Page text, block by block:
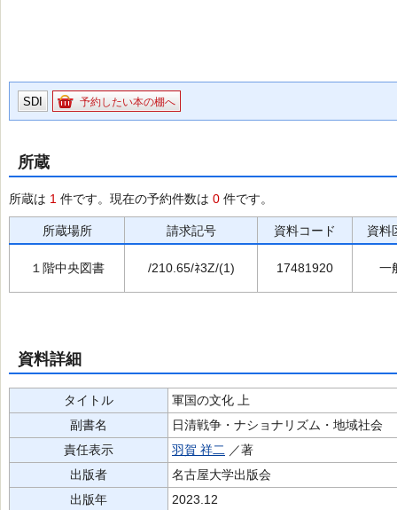
SDI 予約したい本の棚へ
所蔵
所蔵は 1 件です。現在の予約件数は 0 件です。
所蔵場所 請求記号 資料コード 資料
１階中央図書 /210.65/ﾈ3Z/(1) 17481920 一
資料詳細
タイトル
軍国の文化 上
副書名
日清戦争・ナショナリズム・地域社会
責任表示
羽賀 祥二 ／著
出版者
名古屋大学出版会
出版年
2023.12